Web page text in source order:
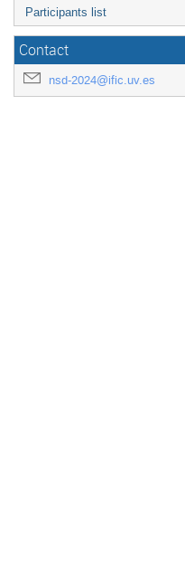
Participants list
Contact
nsd-2024@ific.uv.es